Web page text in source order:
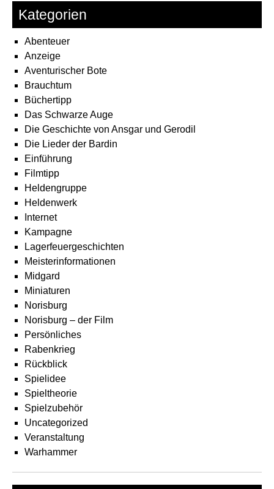
Kategorien
Abenteuer
Anzeige
Aventurischer Bote
Brauchtum
Büchertipp
Das Schwarze Auge
Die Geschichte von Ansgar und Gerodil
Die Lieder der Bardin
Einführung
Filmtipp
Heldengruppe
Heldenwerk
Internet
Kampagne
Lagerfeuergeschichten
Meisterinformationen
Midgard
Miniaturen
Norisburg
Norisburg – der Film
Persönliches
Rabenkrieg
Rückblick
Spielidee
Spieltheorie
Spielzubehör
Uncategorized
Veranstaltung
Warhammer